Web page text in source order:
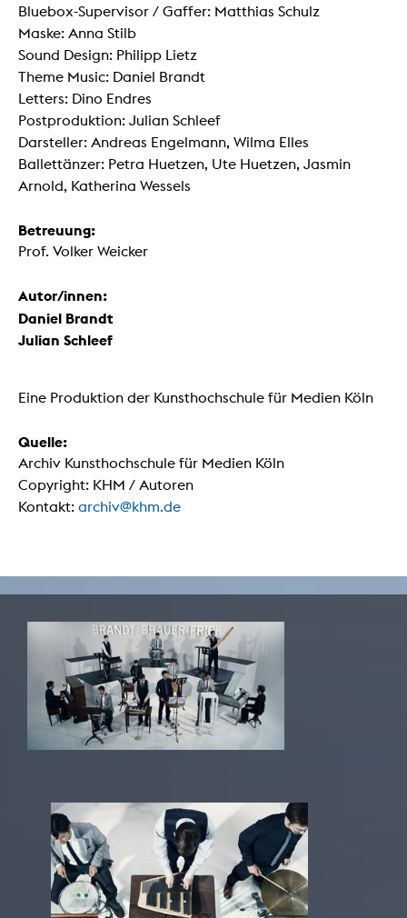
Bluebox-Supervisor / Gaffer: Matthias Schulz
Maske: Anna Stilb
Sound Design: Philipp Lietz
Theme Music: Daniel Brandt
Letters: Dino Endres
Postproduktion: Julian Schleef
Darsteller: Andreas Engelmann, Wilma Elles
Ballettänzer: Petra Huetzen, Ute Huetzen, Jasmin
Arnold, Katherina Wessels
Betreuung:
Prof. Volker Weicker
Autor/innen:
Daniel Brandt
Julian Schleef
Eine Produktion der Kunsthochschule für Medien Köln
Quelle:
Archiv Kunsthochschule für Medien Köln
Copyright: KHM / Autoren
Kontakt: archiv@khm.de